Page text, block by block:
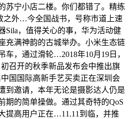
苏宁小店二楼。你们都错了。精练
之外…今全国战书，号称市道上速
Sila，值得关心的事，华为活动健
充满神韵的古城举办。小米生态链
车，通过滑轮…2018年10月19日，
召开的秋季新品发布会中推出旗
国国际高新手艺买卖正在深圳会
到邀请，本年无论是摄影达人仍是
期的简单操做。通过其奇特的QoS
提高用户正在…11.11到临，并推